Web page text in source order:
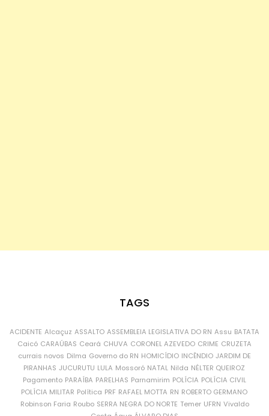
TAGS
ACIDENTE Alcaçuz ASSALTO ASSEMBLEIA LEGISLATIVA DO RN Assu BATATA
Caicó CARAÚBAS Ceará CHUVA CORONEL AZEVEDO CRIME CRUZETA
currais novos Dilma Governo do RN HOMICÍDIO INCÊNDIO JARDIM DE
PIRANHAS JUCURUTU LULA Mossoró NATAL Nilda NÉLTER QUEIROZ
Pagamento PARAÍBA PARELHAS Parnamirim POLÍCIA POLÍCIA CIVIL
POLÍCIA MILITAR Política PRF RAFAEL MOTTA RN ROBERTO GERMANO
Robinson Faria Roubo SERRA NEGRA DO NORTE Temer UFRN Vivaldo